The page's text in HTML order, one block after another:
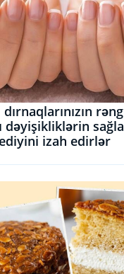
dəyişikliklərin
izah edirlər